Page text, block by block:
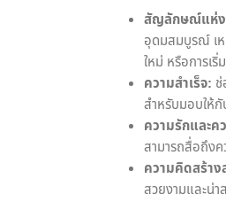
สัญลักษณ์แห่ง
อุดมสมบูรณ์ เห
ใหม่ หรือการเ
ความสำเร็จ:
สำหรับมอบให้กั
ความรักและค
สามารถสื่อถึงค
ความคิดสร้าง
สวยงามและน่